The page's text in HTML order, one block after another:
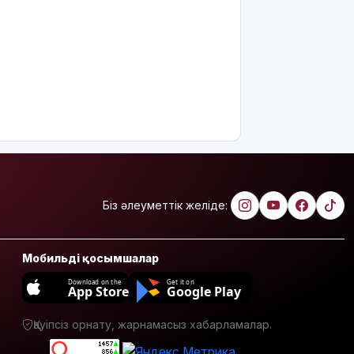
тәртібі
өзгереді:
Абайлаңыз:
жалған
билет
жарға
Алматы
Біз әлеуметтік желіде:
Мобильді қосымшалар
Download on the
App Store
Get it on
Google Play
Қауіпсіз орнату, жарнамасыз хабарламалар.